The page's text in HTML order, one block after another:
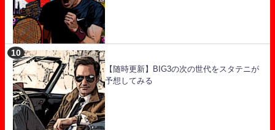
【随時更新】BIG3の次の世代をスタテニが
予想してみる